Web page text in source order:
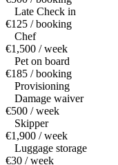
Late Check in
€125 / booking
Chef
€1,500 / week
Pet on board
€185 / booking
Provisioning
Damage waiver
€500 / week
Skipper
€1,900 / week
Luggage storage
€30 / week